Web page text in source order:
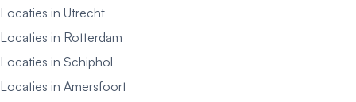
Locaties in Utrecht
Locaties in Rotterdam
Locaties in Schiphol
Locaties in Amersfoort